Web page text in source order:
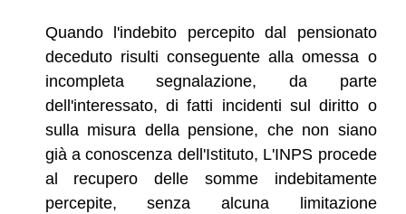
Quando l'indebito percepito dal pensionato
deceduto risulti conseguente alla omessa o
incompleta segnalazione, da parte
dell'interessato, di fatti incidenti sul diritto o
sulla misura della pensione, che non siano
già a conoscenza dell'Istituto, L'INPS procede
al recupero delle somme indebitamente
percepite, senza alcuna limitazione